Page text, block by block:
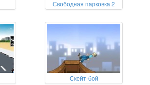
Свободная парковка 2
Скейт-бой